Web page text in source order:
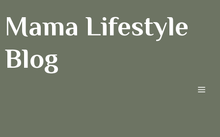
naarMama Lifestyle
Blog